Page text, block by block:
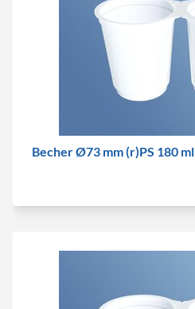
Becher Ø73 mm (r)PS 180 ml